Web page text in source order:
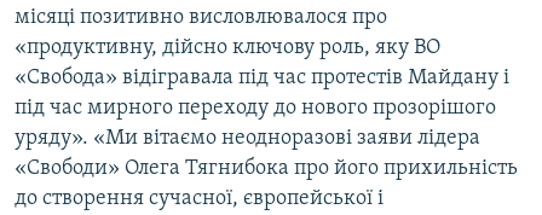
місяці позитивно висловлювалося про
«продуктивну, дійсно ключову роль, яку ВО
«Свобода» відігравала під час протестів Майдану і
під час мирного переходу до нового прозорішого
уряду». «Ми вітаємо неодноразові заяви лідера
«Свободи» Олега Тягнибока про його прихильність
до створення сучасної, європейської і